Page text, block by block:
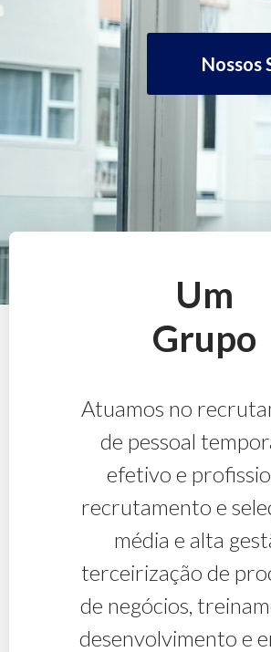
Nossos
Um
Grupo
Atuamos no
de pessoal
efetivo e
recrutamento e
média e alta
terceirização de
de negócios,
desenvolvimento e